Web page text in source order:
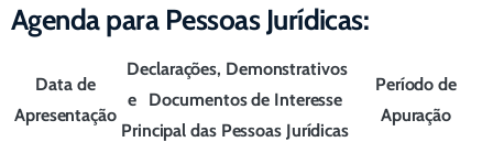
Agenda para Pessoas Jurídicas:
Data de
Apresentação
Declarações, Demonstrativos
e Documentos de Interesse
Principal das Pessoas Jurídicas
Período de
Apuração